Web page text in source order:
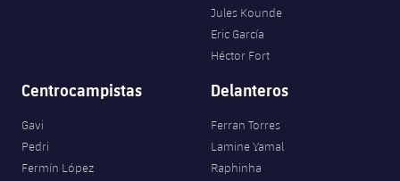
Jules Kounde
Eric García
Héctor Fort
Centrocampistas
Gavi
Pedri
Fermín López
Delanteros
Ferran Torres
Lamine Yamal
Raphinha